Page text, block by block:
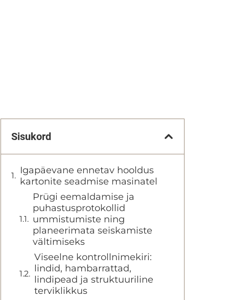
Sisukord
Igapäevane ennetav hooldus
kartonite seadmise masinatel
Prügi eemaldamise ja
puhastusprotokollid
ummistumiste ning
planeerimata seiskamiste
vältimiseks
Viseelne kontrollnimekiri:
lindid, hambarrattad,
lindipead ja struktuuriline
terviklikkus